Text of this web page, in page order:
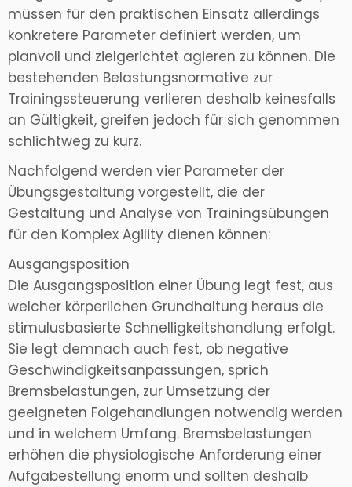
müssen für den praktischen Einsatz allerdings
konkretere Parameter definiert werden, um
planvoll und zielgerichtet agieren zu können. Die
bestehenden Belastungsnormative zur
Trainingssteuerung verlieren deshalb keinesfalls
an Gültigkeit, greifen jedoch für sich genommen
schlichtweg zu kurz.
Nachfolgend werden vier Parameter der
Übungsgestaltung vorgestellt, die der
Gestaltung und Analyse von Trainingsübungen
für den Komplex Agility dienen können:
Ausgangsposition
Die Ausgangsposition einer Übung legt fest, aus
welcher körperlichen Grundhaltung heraus die
stimulusbasierte Schnelligkeitshandlung erfolgt.
Sie legt demnach auch fest, ob negative
Geschwindigkeitsanpassungen, sprich
Bremsbelastungen, zur Umsetzung der
geeigneten Folgehandlungen notwendig werden
und in welchem Umfang. Bremsbelastungen
erhöhen die physiologische Anforderung einer
Aufgabestellung enorm und sollten deshalb